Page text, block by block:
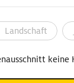
Landschaft
keine